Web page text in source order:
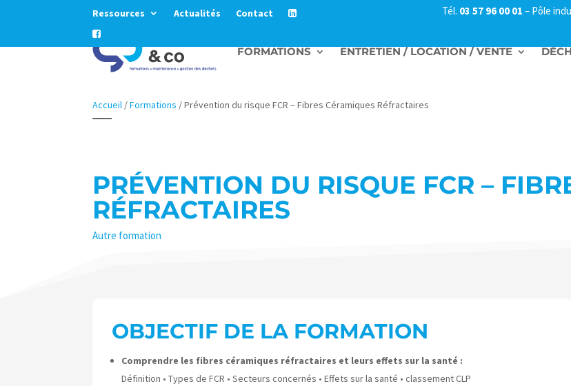
Ressources Actualités Contact Tél. 03 57 96 00 01 – Pôle
FORMATIONS ENTRETIEN / LOCATION / VENTE
Accueil /Formations /Prévention du risque FCR – Fibres Céramiques Réfractaires
PRÉVENTION DU RISQUE FCR –
RÉFRACTAIRES
Autre formation
OBJECTIF DE LA FORMATION
Comprendre les fibres céramiques réfractaires et leurs effets sur la santé :
Définition • Types de FCR • Secteurs concernés • Effets sur la santé • classement CLP